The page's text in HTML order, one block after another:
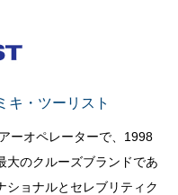
・ツーリスト
ーオペレーターで、1998
大のクルーズブランドであ
ショナルとセレブリティク